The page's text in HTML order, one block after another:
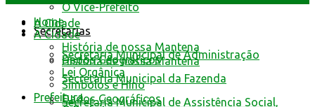
O Vice-Prefeito
Secretarias
Secretaria Municipal de Administração
Secretaria Municipal da Fazenda
Secretaria Municipal de Assistência Social,
A Cidade
História de nossa Mantena
Dados Geográficos
Home
A Cidade
História de nossa Mantena
Dados Geográficos
Lei Orgânica
Símbolos e Hino
Prefeitura